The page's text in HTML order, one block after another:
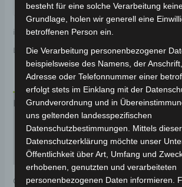
inkl. 19 % MwSt.Kostenloser Versand
Lieferzeit:Versandfertig innerhalb 24
Beschreibung
Produktsicherheit
Rezensionen (0)
Original-Ersatzteil für das 4-Rad
besteht für eine solche Verarbeitung
Grundlage, holen wir generell eine
betroffenen Person ein.
Die Verarbeitung personenbezogener
beispielsweise des Namens, der
Adresse oder Telefonnummer einer
erfolgt stets im Einklang mit der
Grundverordnung und in
uns geltenden landesspezifischen
Datenschutzbestimmungen. Mittels dieser
Datenschutzerklärung möchte unser
Öffentlichkeit über Art, Umfang und
erhobenen, genutzten und verarbeiteten
personenbezogenen Daten informieren.